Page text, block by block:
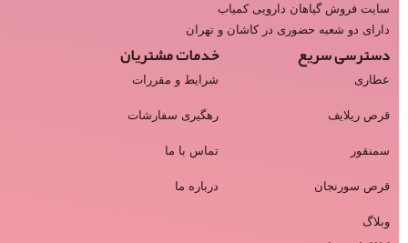
سایت فروش گیاهان دارویی کمیاب
دارای دو شعبه حضوری در کاشان و تهران
دسترسی سریع
عطاری
قرص ریلایف
سمنقور
قرص سورنجان
وبلاگ
خدمات مشتریان
شرایط و مقررات
رهگیری سفارشات
تماس با ما
درباره ما